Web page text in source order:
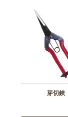
芽切鋏